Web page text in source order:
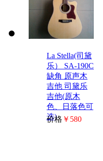
La Stella(司黛
乐） SA-190C
缺角 原声木
吉他 司黛乐
吉他(原木
色、日落色可
选)
价格 ￥580